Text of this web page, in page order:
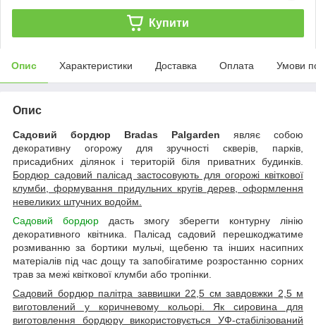
Купити
Опис Характеристики Доставка Оплата Умови
Опис
Садовий бордюр Bradas Palgarden являє собою
декоративну огорожу для зручності скверів, парків,
присадибних ділянок і територій біля приватних будинків.
Бордюр садовий палісад застосовують для огорожі квіткової
клумби, формування придульних кругів дерев, оформлення
невеликих штучних водойм.
Садовий бордюр дасть змогу зберегти контурну лінію
декоративного квітника. Палісад садовий перешкоджатиме
розмиванню за бортики мульчі, щебеню та інших насипних
матеріалів під час дощу та запобігатиме розростанню сорних
трав за межі квіткової клумби або тропінки.
Садовий бордюр палітра заввишки 22,5 см завдовжки 2,5 м
виготовлений у коричневому кольорі. Як сировина для
виготовлення бордюру використовується УФ-стабілізований